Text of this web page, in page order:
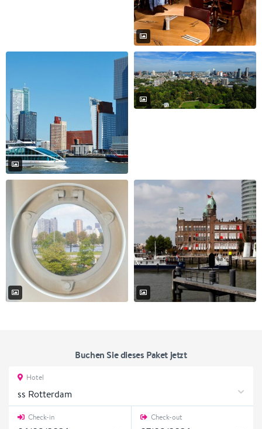
Buchen Sie dieses Paket jetzt
Hotel
ss Rotterdam
Check-in Check-out